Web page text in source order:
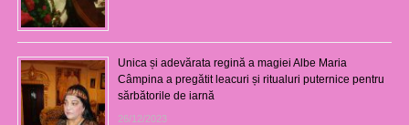
Unica și adevărata regină a magiei Albe Maria
Câmpina a pregătit leacuri și ritualuri puternice pentru
sărbătorile de iarnă
26/12/2023